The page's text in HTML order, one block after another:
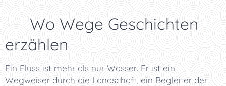
✨ Wo Wege Geschichten
erzählen
Ein Fluss ist mehr als nur Wasser. Er ist ein
Wegweiser durch die Landschaft, ein Begleiter der